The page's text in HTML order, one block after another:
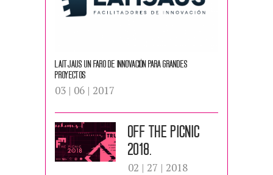
Laitjaus un faro de innovación para grandes
proyectos
03 | 06 | 2017
Off the picnic
2018.
02 | 27 | 2018